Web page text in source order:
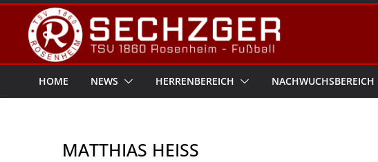
Zum
Inhalt
springen
HOME NEWS HERRENBEREICH NACHWUCHSBEREICH
MATTHIAS HEISS